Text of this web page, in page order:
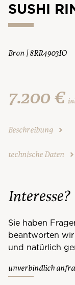
SUSHI
Bron | 8RR4903IO
7.200 €
Beschreibung
technische Daten
Interesse?
Sie haben
beantworten
und natürlich
unverbindlich